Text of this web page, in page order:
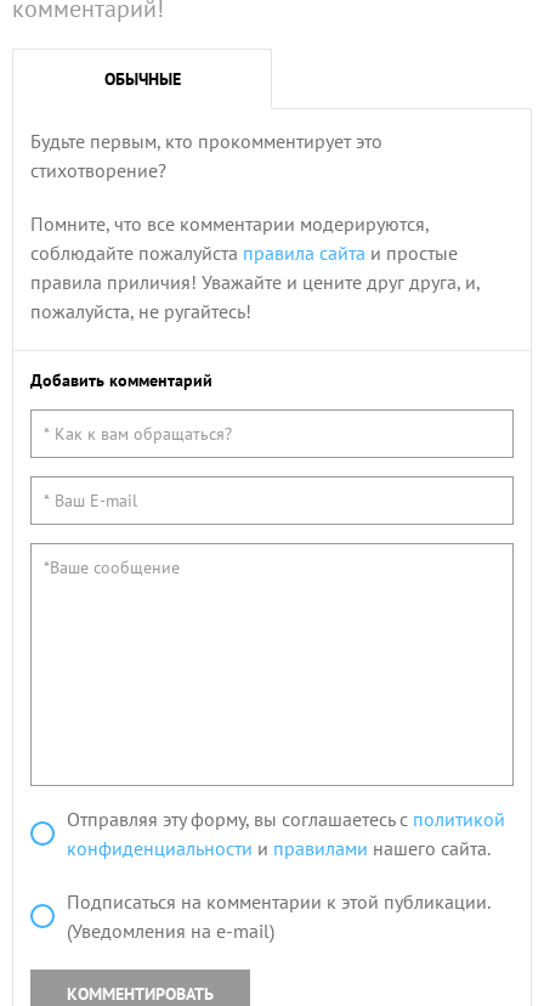
комментарий!
ОБЫЧНЫЕ
Будьте первым, кто прокомментирует это
стихотворение?
Помните, что все комментарии модерируются,
соблюдайте пожалуйста правила сайта и простые
правила приличия! Уважайте и цените друг друга, и,
пожалуйста, не ругайтесь!
Добавить комментарий
Отправляя эту форму, вы соглашаетесь с политикой
конфиденциальности и правилами нашего сайта.
Подписаться на комментарии к этой публикации.
(Уведомления на e-mail)
КОММЕНТИРОВАТЬ